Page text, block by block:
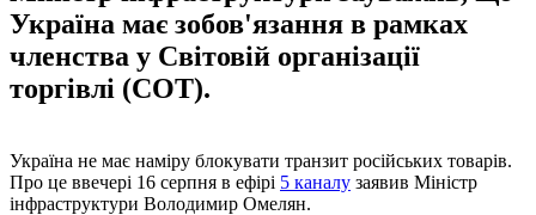
Україна має зобов'язання в рамках
членства у Світовій організації
торгівлі (СОТ).
Україна не має наміру блокувати транзит російських товарів.
Про це ввечері 16 серпня в ефірі 5 каналу заявив Міністр
інфраструктури Володимир Омелян.